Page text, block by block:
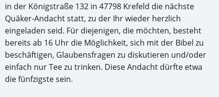
in der Königstraße 132 in 47798 Krefeld die nächste
Quäker-Andacht statt, zu der Ihr wieder herzlich
eingeladen seid. Für diejenigen, die möchten, besteht
bereits ab 16 Uhr die Möglichkeit, sich mit der Bibel zu
beschäftigen, Glaubensfragen zu diskutieren und/oder
einfach nur Tee zu trinken. Diese Andacht dürfte etwa
die fünfzigste sein.